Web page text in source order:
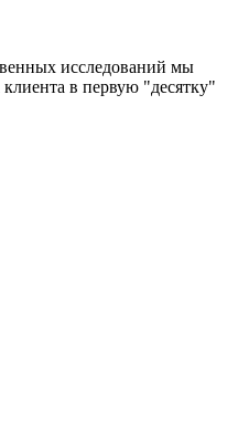
исследований мы
в первую "десятку"